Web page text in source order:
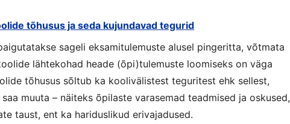
tõhusus ja seda kujundavad tegurid
sageli eksamitulemuste alusel pingeritta, võtmata
lähtekohad heade (õpi)tulemuste loomiseks on väga
tõhusus sõltub ka koolivälistest teguritest ehk sellest,
muuta – näiteks õpilaste varasemad teadmised ja oskused,
taust, ent ka hariduslikud erivajadused.